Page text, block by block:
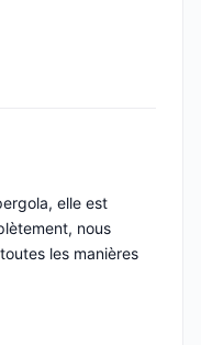
elle est
nous
les manières